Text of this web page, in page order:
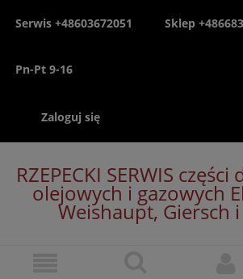
Serwis +48603672051 Sklep
Pn-Pt 9-16
Zaloguj się
RZEPECKI SERWIS
olejowych i gazowych
Weishaupt, Giersch